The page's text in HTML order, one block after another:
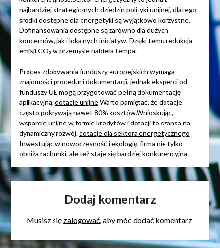
najbardziej strategicznych dziedzin polityki unijnej, dlatego
środki dostępne dla energetyki są wyjątkowo korzystne.
Dofinansowania dostępne są zarówno dla dużych
koncernów, jak i lokalnych inicjatyw. Dzięki temu redukcja
emisji CO₂ w przemyśle nabiera tempa.
Proces zdobywania funduszy europejskich wymaga
znajomości procedur i dokumentacji, jednak eksperci od
funduszy UE mogą przygotować pełną dokumentację
aplikacyjną.dotacje unijneWarto pamiętać, że dotacje
często pokrywają nawet 80% kosztów.Wnioskując,
wsparcie unijne w formie kredytów i dotacji to szansa na
dynamiczny rozwój.dotacje dla sektora energetycznego
Inwestując w nowoczesność i ekologię, firma nie tylko
obniża rachunki, ale też staje się bardziej konkurencyjna.
Dodaj komentarz
Musisz się zalogować , aby móc dodać komentarz.